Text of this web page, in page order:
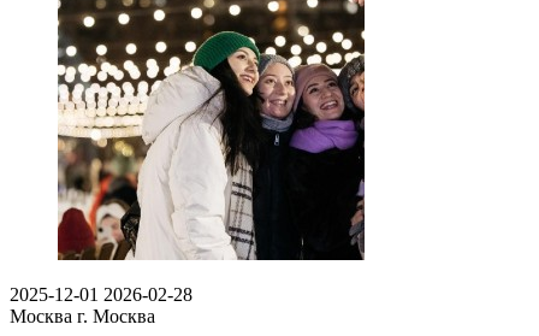
2025-12-01 2026-02-28
Москва г. Москва